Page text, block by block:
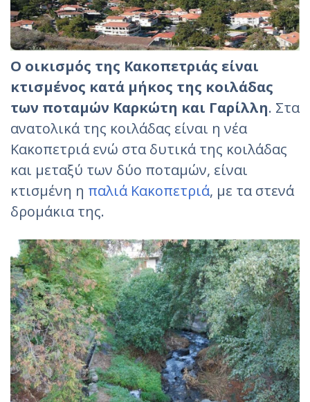
Ο οικισμός της Κακοπετριάς είναι
κτισμένος κατά μήκος της κοιλάδας
των ποταμών Καρκώτη και Γαρίλλη. Στα
ανατολικά της κοιλάδας είναι η νέα
Κακοπετριά ενώ στα δυτικά της κοιλάδας
και μεταξύ των δύο ποταμών, είναι
κτισμένη η παλιά Κακοπετριά, με τα στενά
δρομάκια της.